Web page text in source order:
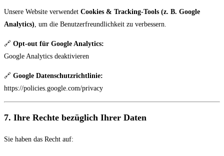
Unsere Website verwendet Cookies & Tracking-Tools (z. B. Google
Analytics), um die Benutzerfreundlichkeit zu verbessern.
🔗 Opt-out für Google Analytics:
Google Analytics deaktivieren
🔗 Google Datenschutzrichtlinie:
https://policies.google.com/privacy
7. Ihre Rechte bezüglich Ihrer Daten
Sie haben das Recht auf: